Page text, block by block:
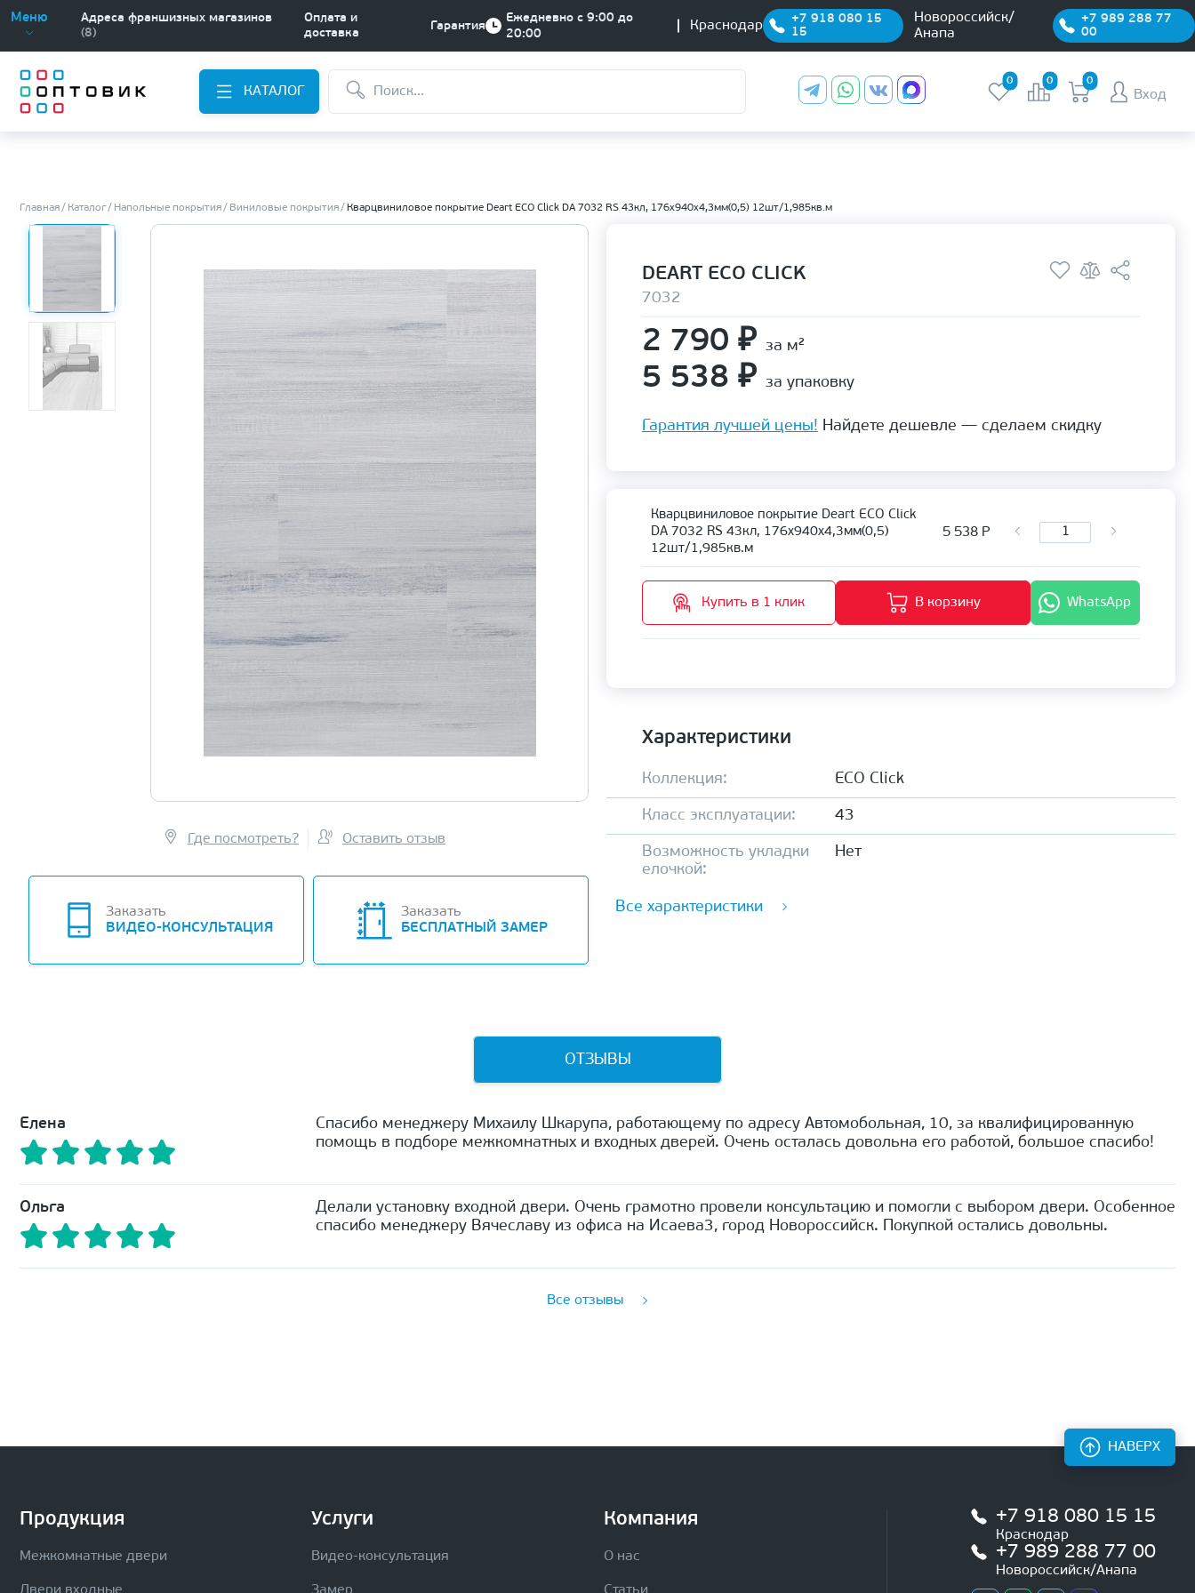
Меню
Адреса франшизных магазинов
(8)
Оплата и
доставка
Гарантия
Ежедневно с 9:00 до
20:00
Краснодар
+7 918 080 15
15
Новороссийск/
Анапа
+7 989 288 77
00
КАТАЛОГ
0 0 0
Вход
Главная Каталог Напольные покрытия Виниловые покрытия Кварцвиниловое покрытие Deart ECO Click DA 7032 RS 43кл, 176х940х4,3мм(0,5) 12шт/1,985кв.м
Где посмотреть? Оставить отзыв
Заказать
ВИДЕО-КОНСУЛЬТАЦИЯ
Заказать
БЕСПЛАТНЫЙ ЗАМЕР
DEART ECO CLICK
7032
2 790 ₽ за м²
5 538 ₽ за упаковку
Гарантия лучшей цены! Найдете дешевле — сделаем скидку
Кварцвиниловое покрытие Deart ECO Click
DA 7032 RS 43кл, 176х940х4,3мм(0,5)
12шт/1,985кв.м
5 538 Р
Купить в 1 клик В корзину WhatsApp
Характеристики
Коллекция: ECO Click
Класс эксплуатации: 43
Возможность укладки
елочкой:
Нет
Все характеристики
ОТЗЫВЫ
Елена
Спасибо менеджеру Михаилу Шкарупа, работающему по адресу Автомобольная, 10, за квалифицированную
помощь в подборе межкомнатных и входных дверей. Очень осталась довольна его работой, большое спасибо!
Ольга
Делали установку входной двери. Очень грамотно провели консультацию и помогли с выбором двери. Особенное
спасибо менеджеру Вячеславу из офиса на Исаева3, город Новороссийск. Покупкой остались довольны.
Все отзывы
Продукция
Межкомнатные двери
Услуги
Видео-консультация
Компания
О нас
+7 918 080 15 15
Краснодар
+7 989 288 77 00
Новороссийск/Анапа
НАВЕРХ